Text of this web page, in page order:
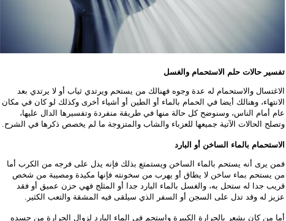
تفسير حالات حلم الاستحمام والغسل
الاغتسال والاستحمام له عدة وجوه فهنالك من يستحم ويرتدي ثياب أو لا يرتدي بعد
الانتهاء، وهنالك أيضا في الحمام بالماء أو الطين أو أشياء أخرى وكذلك لو كان في مكان
عام أمام الناس، وسنوضح كل حالة منها في طريقة منفردة وتفسيرها الدال عليها،
وتصلح الحالات الآتية جميعها للعزباء والشاب والمتزوجة ما لم يخصص ذكرها في الشرح.
الاستحمام بالماء الساخن أو البارد
فمن يرى أنه يستحم بالماء الساخن ويستمتع بذلك فإنه يدل على فرجه من الكرب أما
من يستحم بماء ساخن لا يطاق أو يهرب من سخونته فإنها مكيدة ومصيبة من شخص
قريب جدا له ستحل به، والغسل بالماء البارد جدا أو المثلج فهي حزن عميق أو فقد
عزيز له وقد تدل على السجن أو السفر الذي سيلقى فيه المشقة والتعب الكثير.
أما من كان يشعر بالحرارة الكبيرة واستحم في الماء البارد لزوال الحرارة من جسده